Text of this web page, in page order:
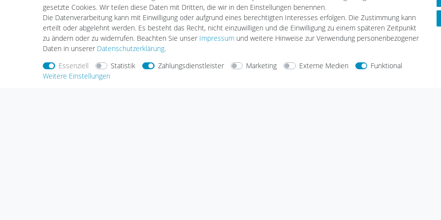
Installation
E-CHECK E-Mobilität Installation
Wallbox Serviceprotokoll
Solar Serviceprotokoll
Nehmen SieKontaktmit uns auf
gesetzte Cookies. Wir teilen diese Daten mit Dritten, die wir in den Einstellungen benennen.
Die Datenverarbeitung kann mit Einwilligung oder aufgrund eines berechtigten Interesses erfolgen. Die Zustimmung kann
erteilt oder abgelehnt werden. Es besteht das Recht, nicht einzuwilligen und die Einwilligung zu einem späteren Zeitpunkt
zu ändern oder zu widerrufen. Beachten Sie unser Impressum und weitere Hinweise zur Verwendung personenbezogener
Daten in unserer Daten­schutz­erklärung.
Essenziell
Statistik Zahlungsdienstleister Marketing Externe Medien
Funktional
Weitere Einstellungen